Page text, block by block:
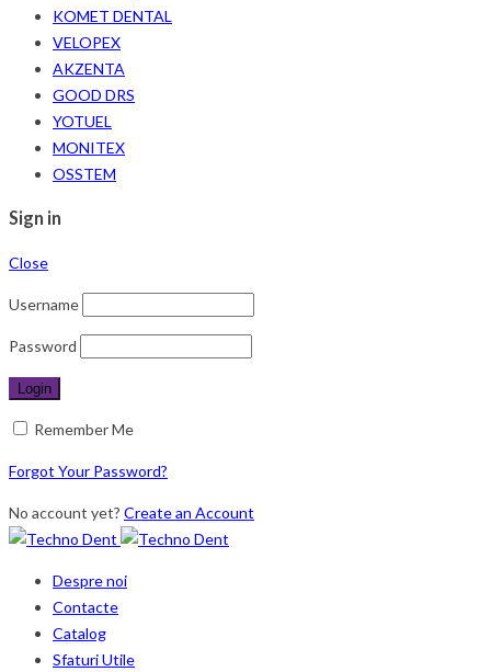
KOMET DENTAL
VELOPEX
AKZENTA
GOOD DRS
YOTUEL
MONITEX
OSSTEM
Sign in
Close
Username
Password
Remember Me
Forgot Your Password?
No account yet? Create an Account
Despre noi
Contacte
Catalog
Sfaturi Utile